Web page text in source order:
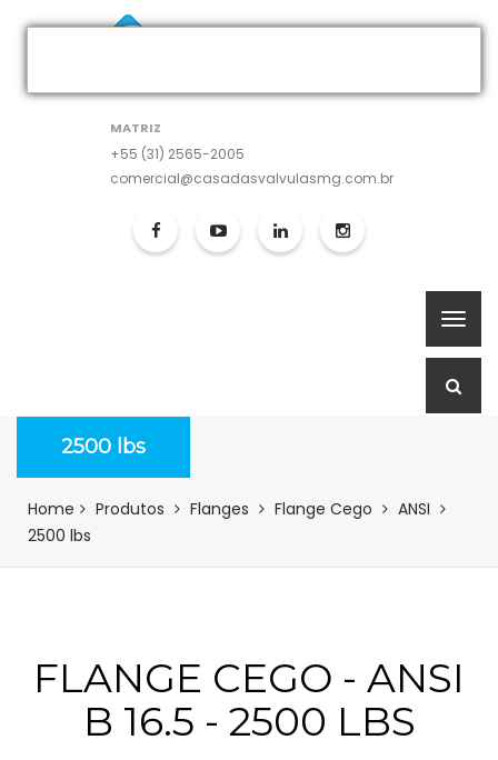
MATRIZ
+55 (31) 2565-2005
comercial@casadasvalvulasmg.com.br
2500 lbs
Home Produtos Flanges Flange Cego
ANSI
2500 lbs
FLANGE CEGO - ANSI
B 16.5 - 2500 LBS